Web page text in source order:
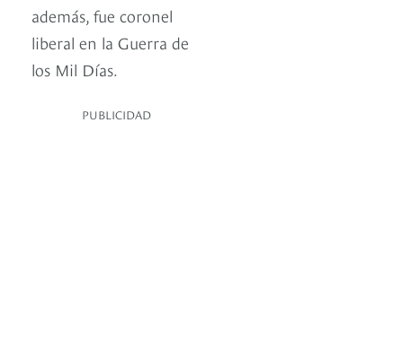
además, fue coronel
liberal en la Guerra de
los Mil Días.
PUBLICIDAD